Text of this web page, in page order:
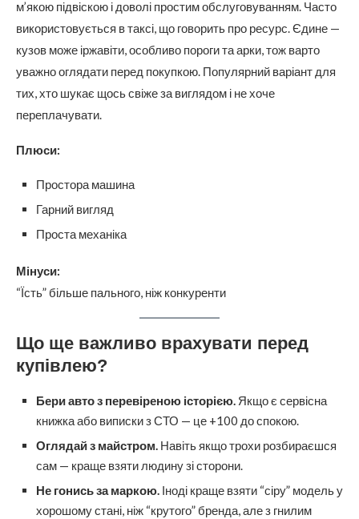
м’якою підвіскою і доволі простим обслуговуванням. Часто
використовується в таксі, що говорить про ресурс. Єдине —
кузов може іржавіти, особливо пороги та арки, тож варто
уважно оглядати перед покупкою. Популярний варіант для
тих, хто шукає щось свіже за виглядом і не хоче
переплачувати.
Плюси:
Простора машина
Гарний вигляд
Проста механіка
Мінуси:
“Їсть” більше пального, ніж конкуренти
Що ще важливо врахувати перед
купівлею?
Бери авто з перевіреною історією. Якщо є сервісна
книжка або виписки з СТО — це +100 до спокою.
Оглядай з майстром. Навіть якщо трохи розбираєшся
сам — краще взяти людину зі сторони.
Не гонись за маркою. Іноді краще взяти “сіру” модель у
хорошому стані, ніж “крутого” бренда, але з гнилим